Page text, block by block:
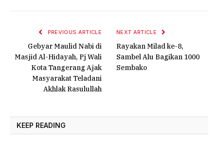
PREVIOUS ARTICLE
Gebyar Maulid Nabi di
Masjid Al-Hidayah, Pj Wali
Kota Tangerang Ajak
Masyarakat Teladani
Akhlak Rasulullah
NEXT ARTICLE
Rayakan Milad ke-8,
Sambel Alu Bagikan 1000
Sembako
KEEP READING